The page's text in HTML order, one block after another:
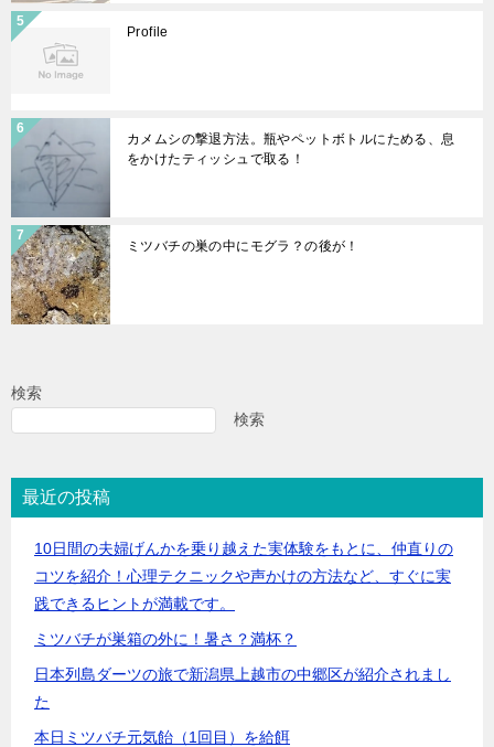
Profile
カメムシの撃退方法。瓶やペットボトルにためる、息
をかけたティッシュで取る！
ミツバチの巣の中にモグラ？の後が！
検索
検索
最近の投稿
10日間の夫婦げんかを乗り越えた実体験をもとに、仲直りの
コツを紹介！心理テクニックや声かけの方法など、すぐに実
践できるヒントが満載です。
ミツバチが巣箱の外に！暑さ？満杯？
日本列島ダーツの旅で新潟県上越市の中郷区が紹介されまし
た
本日ミツバチ元気飴（1回目）を給餌